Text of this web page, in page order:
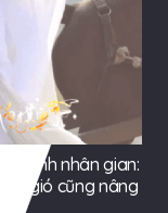
cảnh nhân gian:
cả gió cũng nâng